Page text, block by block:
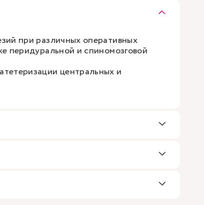
при различных оперативных
перидуральной и спиномозговой
центральных и